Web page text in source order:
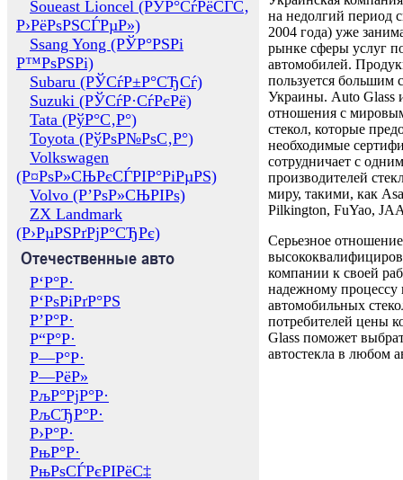
Soueast Lioncel (РЎР°СѓРёСЃС‚
Р›РёРѕРЅСЃРµР»)
Ssang Yong (РЎР°РЅРі
Р™РѕРЅРі)
Subaru (РЎСѓР±Р°СЂСѓ)
Suzuki (РЎСѓР·СѓРєРё)
Tata (РўР°С‚Р°)
Toyota (РўРѕР№РѕС‚Р°)
Volkswagen
(Р¤РѕР»СЊРєСЃРІР°РіРµРЅ)
Volvo (Р’РѕР»СЊРІРѕ)
ZX Landmark
(Р›РµРЅРґРјР°СЂРє)
Отечественные авто
Р‘Р°Р·
Р‘РѕРіРґР°РЅ
Р’Р°Р·
Р“Р°Р·
Р—Р°Р·
Р—РёР»
РљР°РјР°Р·
РљСЂР°Р·
Р›Р°Р·
РњР°Р·
РњРѕСЃРєРІРёС‡
на недолгий период
2004 года) уже
рынке сферы услуг
автомобилей.
пользуется большим
Украины. Auto Glass
отношения с
стекол, которые
необходимые
сотрудничает с
производителей
миру, такими, как
Pilkington, FuYao,
Серьезное отношение
компании к своей
надежному процессу
автомобильных
потребителей цены
Glass поможет
автостекла в любом